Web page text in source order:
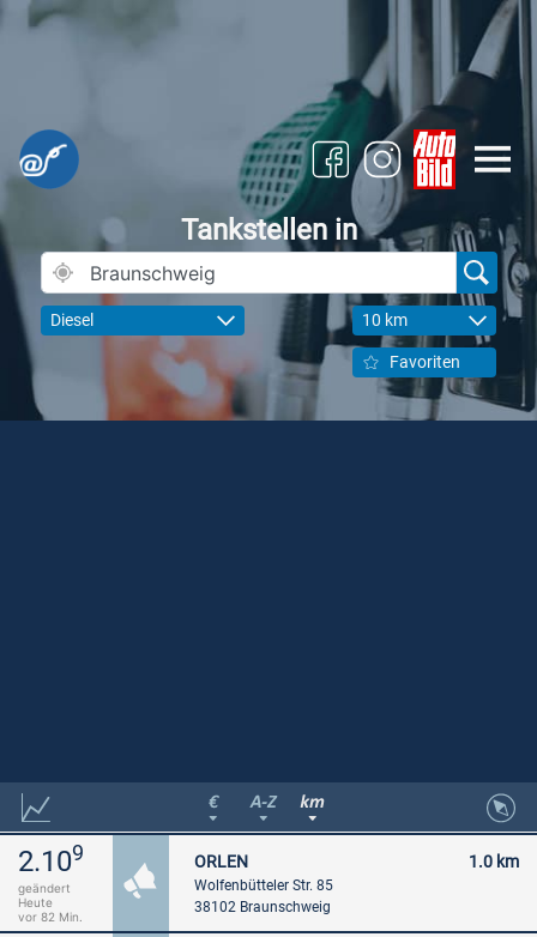
Tankstellen in
Diesel 10 km
Favoriten
2.109
geändert
Heute
vor 82 Min.
ORLEN 1.0 km
Wolfenbütteler Str. 85
38102 Braunschweig